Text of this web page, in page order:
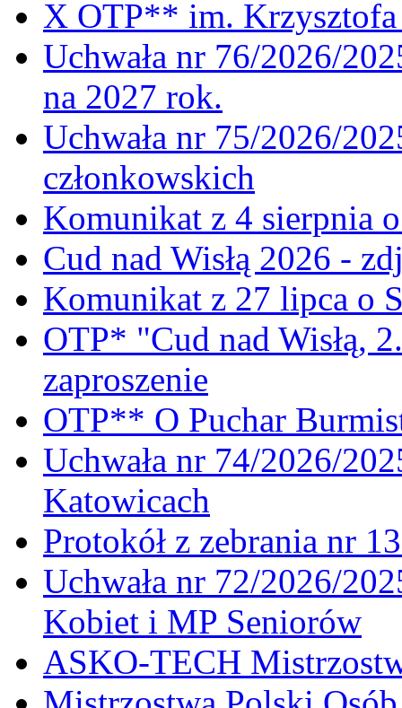
X OTP** im. Krzysztofa
Uchwała nr 76/2026/
na 2027 rok.
Uchwała nr 75/2026/
członkowskich
Komunikat z 4 sierpnia
Cud nad Wisłą 2026 -
Komunikat z 27 lipca o
OTP* "Cud nad Wisłą,
zaproszenie
OTP** O Puchar
Uchwała nr 74/2026/
Katowicach
Protokół z zebrania nr
Uchwała nr 72/2026/
Kobiet i MP Seniorów
ASKO-TECH